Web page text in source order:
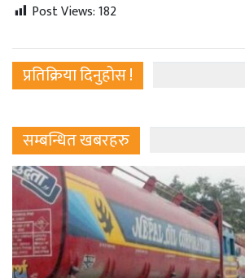
Post Views:182
प्रतिक्रिया दिनुहोस !
सम्बन्धित खबरहरु